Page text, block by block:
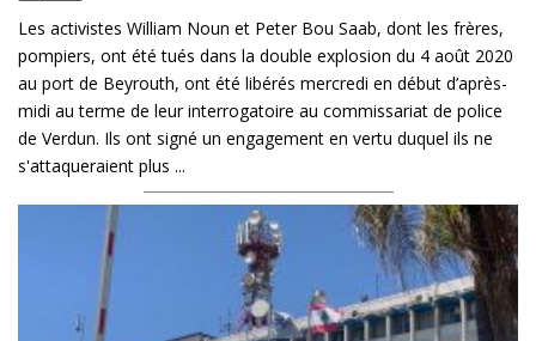
Les activistes William Noun et Peter Bou Saab, dont les frères,
pompiers, ont été tués dans la double explosion du 4 août 2020
au port de Beyrouth, ont été libérés mercredi en début d’après-
midi au terme de leur interrogatoire au commissariat de police
de Verdun. Ils ont signé un engagement en vertu duquel ils ne
s'attaqueraient plus ...